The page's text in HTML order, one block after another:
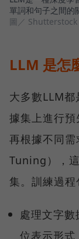
單詞和句子之間的
圖／ Shutterstock
LLM 是怎
大多數LLM
據集上進行
再根據不同
Tuning），
集。訓練過程
處理文字
位表示形式